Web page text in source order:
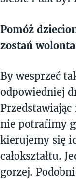
Pomóż
zostań
By wesprzeć
odpowiedniej
nie potrafimy
kierujemy się
całokształtu.
gorzej.